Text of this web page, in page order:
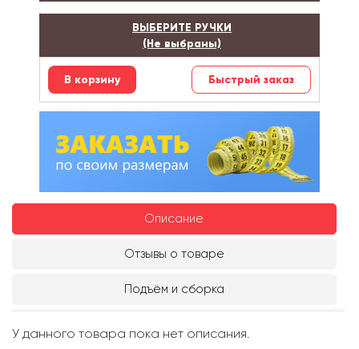
ВЫБЕРИТЕ РУЧКИ
(Не выбраны)
Быстрый заказ
Описание
Отзывы о товаре
Подъём и сборка
У данного товара пока нет описания.